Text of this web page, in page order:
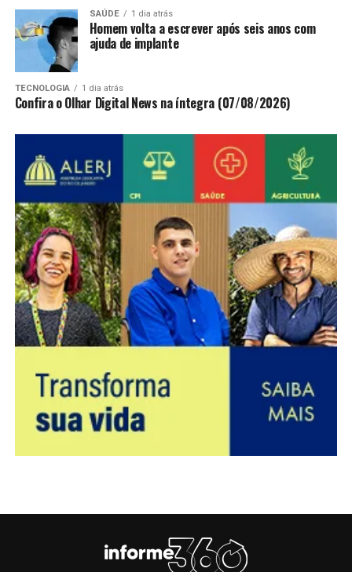
SAÚDE 1 dia atrás
Homem volta a escrever após seis anos com
ajuda de implante
TECNOLOGIA 1 dia atrás
Confira o Olhar Digital News na íntegra (07/08/2026)